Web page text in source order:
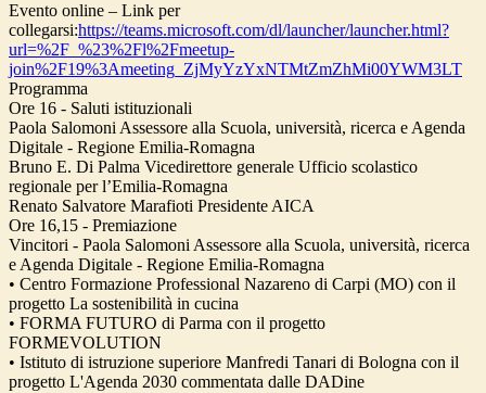
Evento online – Link per
collegarsi:https://teams.microsoft.com/dl/launcher/launcher.html?
url=%2F_%23%2Fl%2Fmeetup-
join%2F19%3Ameeting_ZjMyYzYxNTMtZmZhMi00YWM3LT
Programma
Ore 16 - Saluti istituzionali
Paola Salomoni Assessore alla Scuola, università, ricerca e Agenda
Digitale - Regione Emilia-Romagna
Bruno E. Di Palma Vicedirettore generale Ufficio scolastico
regionale per l’Emilia-Romagna
Renato Salvatore Marafioti Presidente AICA
Ore 16,15 - Premiazione
Vincitori - Paola Salomoni Assessore alla Scuola, università, ricerca
e Agenda Digitale - Regione Emilia-Romagna
• Centro Formazione Professional Nazareno di Carpi (MO) con il
progetto La sostenibilità in cucina
• FORMA FUTURO di Parma con il progetto
FORMEVOLUTION
• Istituto di istruzione superiore Manfredi Tanari di Bologna con il
progetto L'Agenda 2030 commentata dalle DADine